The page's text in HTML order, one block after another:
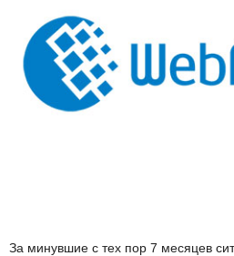
За минувшие с тех пор 7 месяцев